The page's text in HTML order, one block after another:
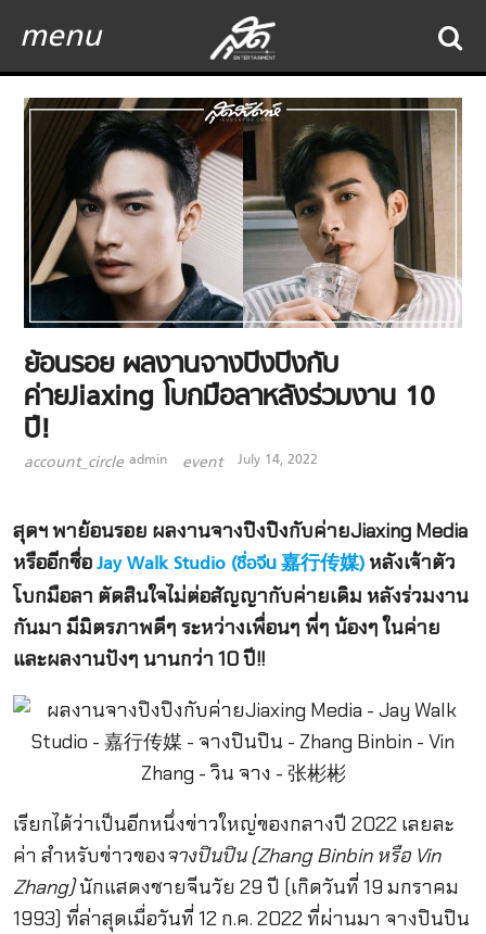
menu
ย้อนรอย ผลงานจางปิงปิงกับ
ค่ายJiaxing โบกมือลาหลังร่วมงาน 10
ปี!
account_circle admin event July 14, 2022
สุดฯ พาย้อนรอย ผลงานจางปิงปิงกับค่ายJiaxing Media
หรืออีกชื่อJay Walk Studio (ชื่อจีน 嘉行传媒)หลังเจ้าตัว
โบกมือลา ตัดสินใจไม่ต่อสัญญากับค่ายเดิม หลังร่วมงาน
กันมา มีมิตรภาพดีๆ ระหว่างเพื่อนๆ พี่ๆ น้องๆ ในค่าย
และผลงานปังๆ นานกว่า 10 ปี!!
เรียกได้ว่าเป็นอีกหนึ่งข่าวใหญ่ของกลางปี 2022 เลยละ
ค่า สำหรับข่าวของจางปินปิน (Zhang Binbin หรือ Vin
Zhang)นักแสดงชายจีนวัย 29 ปี (เกิดวันที่ 19 มกราคม
1993) ที่ล่าสุดเมื่อวันที่ 12 ก.ค. 2022 ที่ผ่านมา จางปินปิน